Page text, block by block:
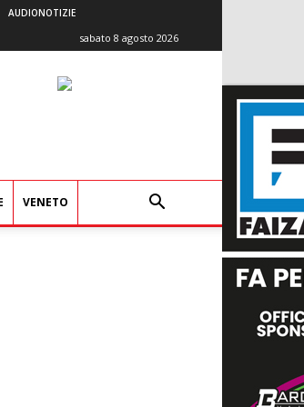
AUDIONOTIZIE
sabato 8 agosto 2026
VENETO